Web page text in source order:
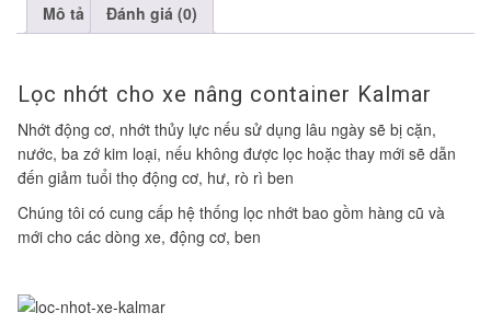
Mô tả Đánh giá (0)
Lọc nhớt cho xe nâng container Kalmar
Nhớt động cơ, nhớt thủy lực nếu sử dụng lâu ngày sẽ bị cặn,
nước, ba zớ kim loại, nếu không được lọc hoặc thay mới sẽ dẫn
đến giảm tuổi thọ động cơ, hư, rò rì ben
Chúng tôi có cung cấp hệ thống lọc nhớt bao gồm hàng cũ và
mới cho các dòng xe, động cơ, ben